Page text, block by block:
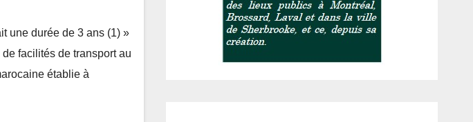
une durée de 3 ans (1) »
facilités de transport au
établie à